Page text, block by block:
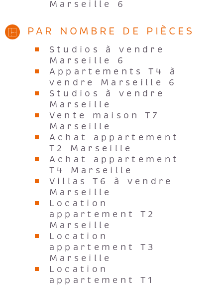
Marseille 6
Appartements T4 à
vendre Marseille 6
Studios à vendre
Marseille
Vente maison T7
Marseille
Achat appartement
T2 Marseille
Achat appartement
T4 Marseille
Villas T6 à vendre
Marseille
Location
appartement T2
Marseille
Location
appartement T3
Marseille
Location
appartement T1
Marseille 6